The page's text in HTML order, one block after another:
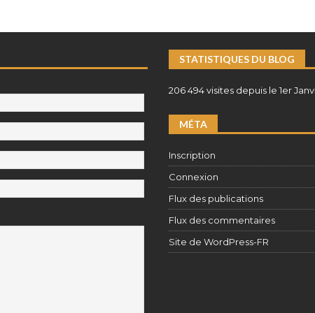
STATISTIQUES DU BLOG
206 494 visites depuis le 1er
MÉTA
Inscription
Connexion
Flux des publications
Flux des commentaires
Site de WordPress-FR